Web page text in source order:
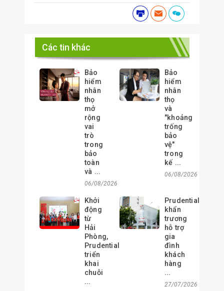
Các tin khác
Bảo
hiểm
nhân
thọ
mở
rộng
vai
trò
trong
bảo
toàn
và ...
06/08/2026
Bảo
hiểm
nhân
thọ
và
"khoảng
trống
bảo
vệ"
trong
kế ...
06/08/2026
Khởi
động
từ
Hải
Phòng,
Prudential
triển
khai
chuỗi
...
Prudential
khẩn
trương
hỗ trợ
gia
đình
khách
hàng
...
27/07/2026